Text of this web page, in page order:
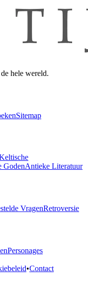
hele wereld.
Sitemap
GodenAntieke Literatuur
VragenRetroversie
Personages
•Contact